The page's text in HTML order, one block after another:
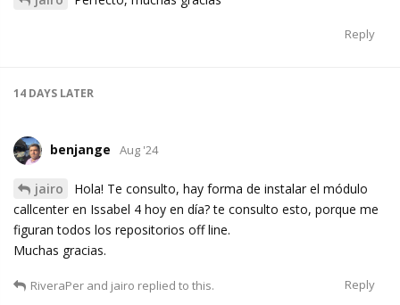
Reply
14 DAYS LATER
benjange Aug '24
jairo
Hola! Te consulto, hay forma de instalar el módulo
callcenter en Issabel 4 hoy en día? te consulto esto, porque me
figuran todos los repositorios off line.
Muchas gracias.
Reply
RiveraPer and jairo replied to this.